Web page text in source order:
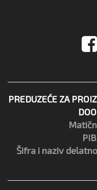
PREDUZEĆE ZA
Šifra i naziv